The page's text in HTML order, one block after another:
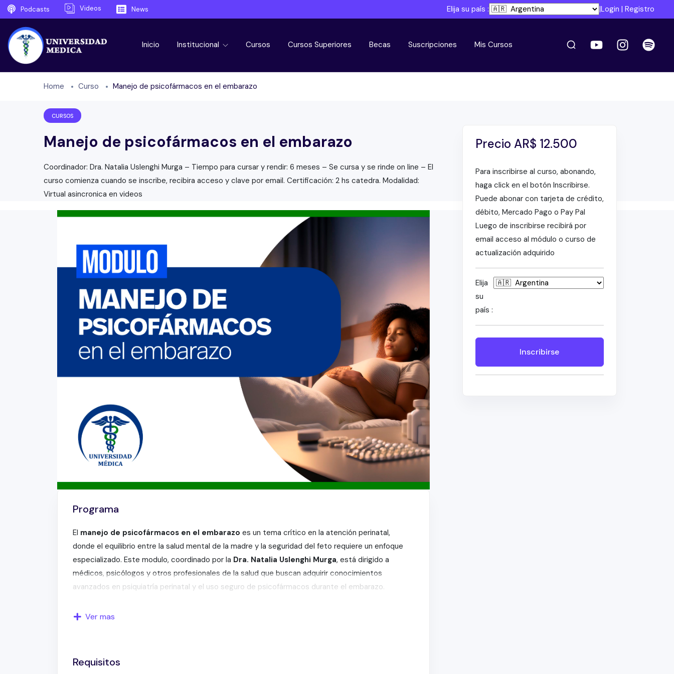
Podcasts Videos News Elija su país : |Login | Registro
Inicio Institucional Cursos Cursos Superiores Becas Suscripciones Mis Cursos
Home Curso Manejo de psicofármacos en el embarazo
CURSOS
Manejo de psicofármacos en el embarazo
Coordinador: Dra. Natalia Uslenghi Murga – Tiempo para cursar y rendir: 6 meses – Se cursa y se rinde on line – El
curso comienza cuando se inscribe, recibira acceso y clave por email. Certificación: 2 hs catedra. Modalidad:
Virtual asincronica en videos
Programa
El manejo de psicofármacos en el embarazo es un tema crítico en la atención perinatal,
donde el equilibrio entre la salud mental de la madre y la seguridad del feto requiere un enfoque
especializado. Este modulo, coordinado por la Dra. Natalia Uslenghi Murga, está dirigido a
médicos, psicólogos y otros profesionales de la salud que buscan adquirir conocimientos
avanzados en psiquiatría perinatal y el uso seguro de psicofármacos durante el embarazo.
clínicos reales para una aplicación práctica de los conceptos. Los participantes aprenderán a
Ver mas
Requisitos
Precio AR$ 12.500
Para inscribirse al curso, abonando,
haga click en el botón Inscribirse.
Puede abonar con tarjeta de crédito,
débito, Mercado Pago o Pay Pal
Luego de inscribirse recibirá por
email acceso al módulo o curso de
actualización adquirido
Elija
su
país :
Inscribirse